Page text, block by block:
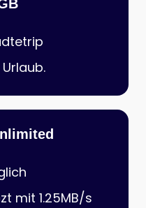
mit 1.25MB/s